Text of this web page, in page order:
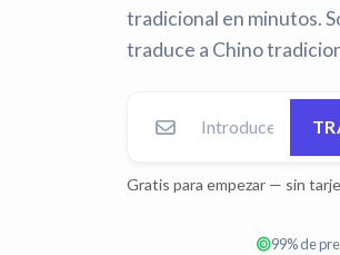
tradicional en minutos.
traduce a Chino
Gratis para empezar — sin
99% de